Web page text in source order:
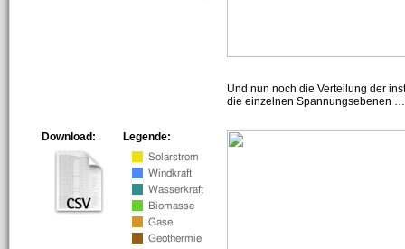
Und nun noch die Verteilung der
die einzelnen Spannungsebenen
Legende:
Download: